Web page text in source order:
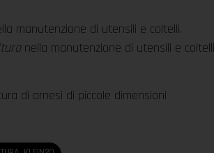
manutenzione di utensili e coltelli.
nella manutenzione di utensili e
di arnesi di piccole dimensioni